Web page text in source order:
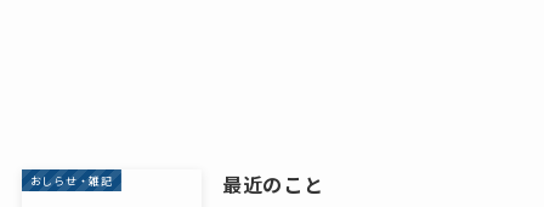
おしらせ・雑記 最近のこと